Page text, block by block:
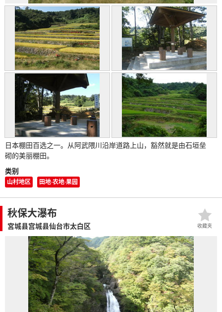
日本棚田百选之一。从阿武隈川沿岸道路上山，豁然就是由石垣垒
砌的美丽棚田。
类别
山村地区 田地·农地·果园
秋保大瀑布
宮城县宫城县仙台市太白区 收藏夹